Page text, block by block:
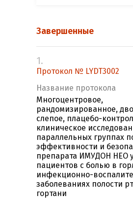
Завершенные
1.
Протокол № LYDT3002
Название протокола
Многоцентровое,
рандомизированное,
слепое, плацебо-
клиническое
параллельных группах
эффективности и
препарата ИМУДОН НЕО
пациентов c болью в
инфекционно-
заболеваниях полости
гортани